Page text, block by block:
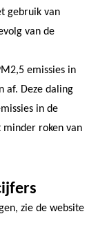
gebruik van
van de
emissies in
af. Deze daling
in de
minder roken van
zie de website